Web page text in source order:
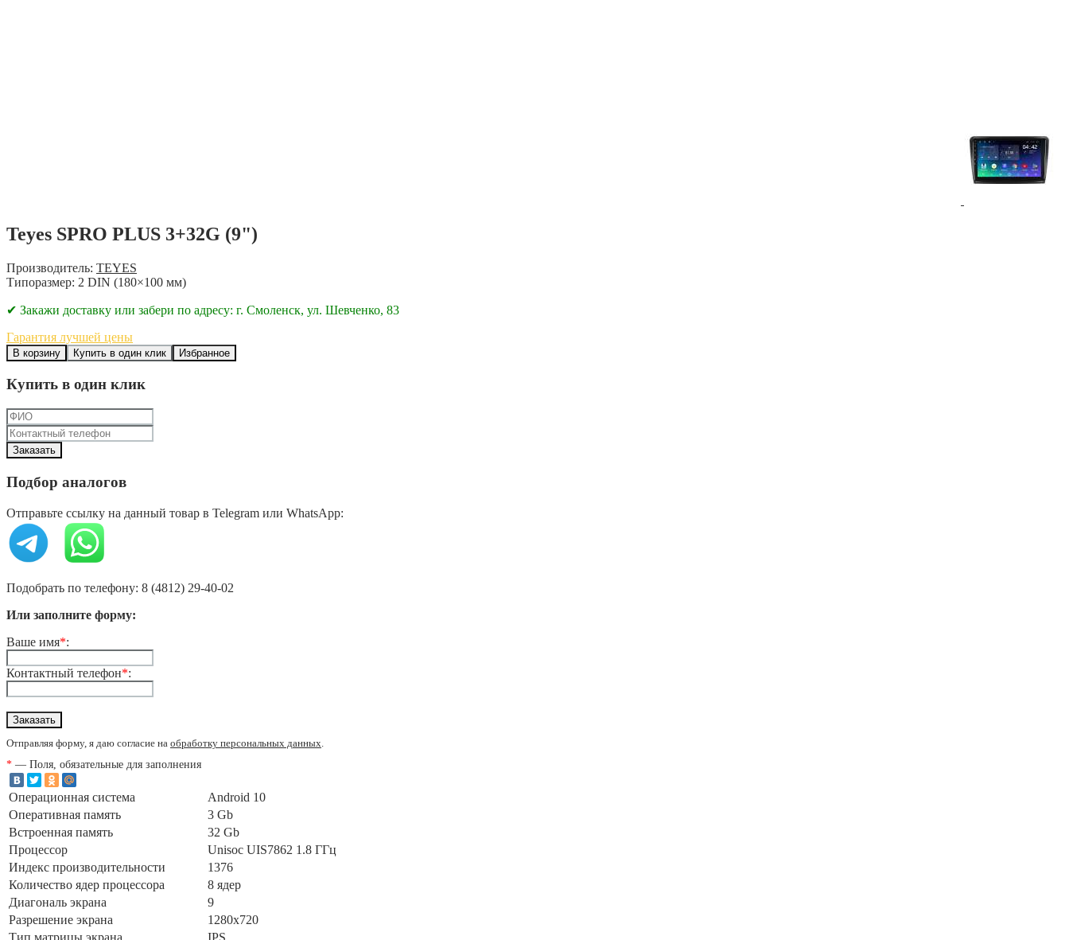
Teyes SPRO PLUS 3+32G (9")
Производитель: TEYES
Типоразмер: 2 DIN (180×100 мм)
✔ Закажи доставку или забери по адресу: г. Смоленск, ул. Шевченко, 83
Гарантия лучшей цены
В корзину Купить в один клик Избранное
Купить в один клик
Подбор аналогов
Отправьте ссылку на данный товар в Telegram или WhatsApp:
Подобрать по телефону: 8 (4812) 29-40-02
Или заполните форму:
Ваше имя*:
Контактный телефон*:
Отправляя форму, я даю согласие на обработку персональных данных.
* — Поля, обязательные для заполнения
Операционная система
Android 10
Оперативная память
3 Gb
Встроенная память
32 Gb
Процессор
Unisoc UIS7862 1.8 ГГц
Индекс производительности
1376
Количество ядер процессора
8 ядер
Диагональ экрана
9
Разрешение экрана
1280x720
Тип матрицы экрана
IPS